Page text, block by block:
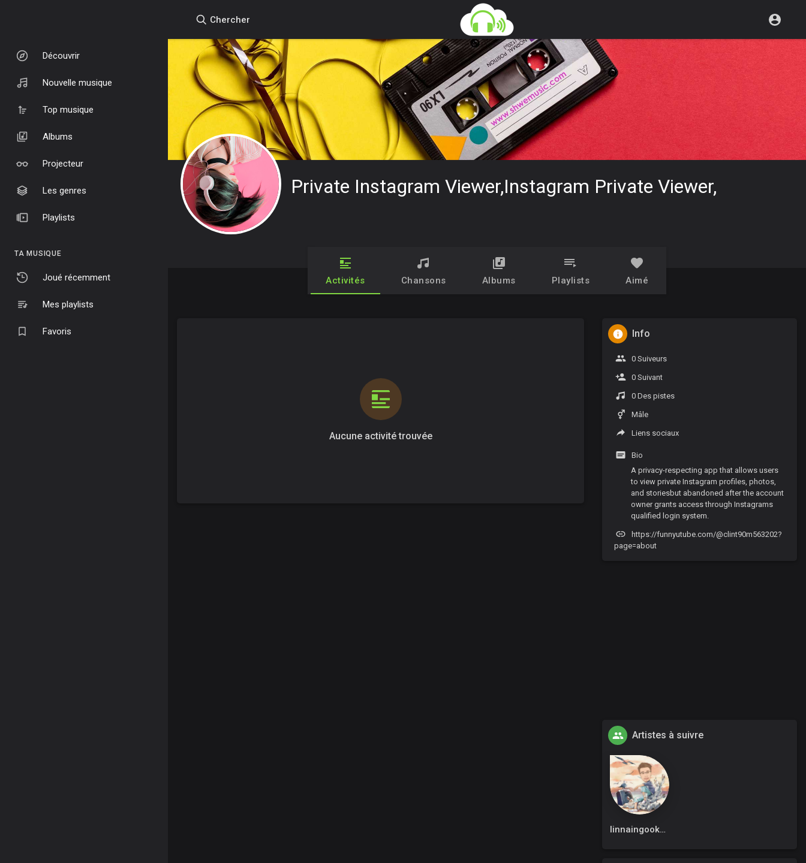
Découvrir
Nouvelle musique
Top musique
Albums
Projecteur
Les genres
Playlists
TA MUSIQUE
Joué récemment
Mes playlists
Favoris
Chercher
Private Instagram Viewer,instagram Private Viewer,
Activités Chansons Albums Playlists Aimé
Aucune activité trouvée
Info
0 Suiveurs
0 Suivant
0 Des pistes
Mâle
Liens sociaux
Bio
A privacy-respecting app that allows users
to view private Instagram profiles, photos,
and storiesbut abandoned after the account
owner grants access through Instagrams
qualified login system.
https://funnyutube.com/@clint90m563202?
page=about
Artistes à suivre
linnaingookkm